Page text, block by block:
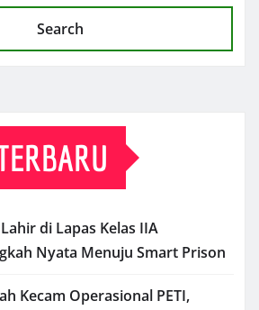
Search
di Lapas Kelas IIA
Nyata Menuju Smart Prison
Kecam Operasional PETI,